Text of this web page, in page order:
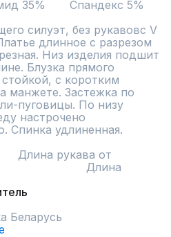
силуэт, без рукавовс V
длинное с разрезом
Низ изделия подшит
Блузка прямого
с коротким
манжете. Застежка по
пуговицы. По низу
настрочено
Спинка удлиненная.
Длина рукава от
Длина
Беларусь